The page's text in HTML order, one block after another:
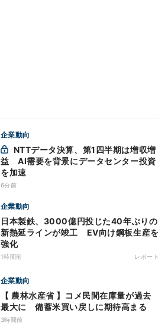
企業動向
益 AI需要を背景にデータセンター投資
を加速
6分前
企業動向
日本製鉄、3000億円投じた40年ぶりの
新熱延ラインが竣工 EV向け鋼板生産を
強化
1時間前 レポート
企業動向
【 農林水産省 】コメ民間在庫量が過去
最大に 備蓄米買い戻しに期待高まる
3時間前